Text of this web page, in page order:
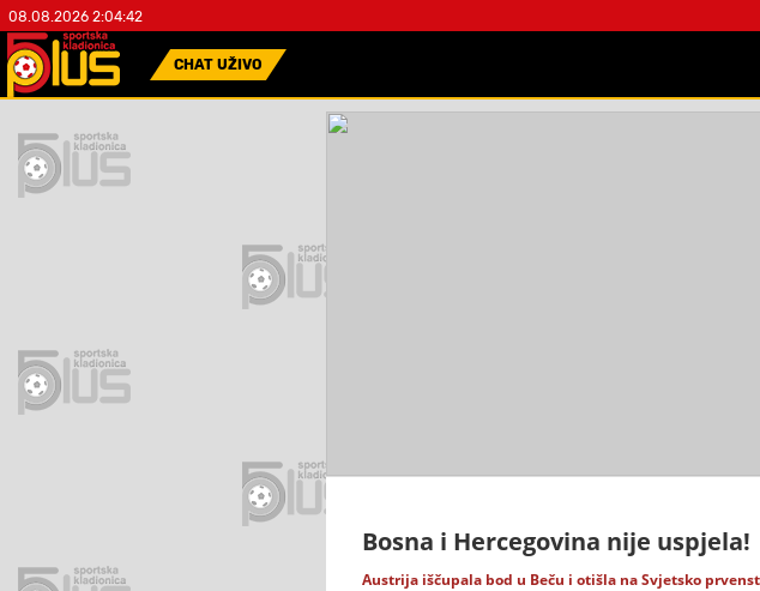
08.08.2026 2:04:43
CHAT UŽIVO
Bosna i Hercegovina nije uspjela!
Austrija iščupala bod u Beču i otišla na Svjetsko